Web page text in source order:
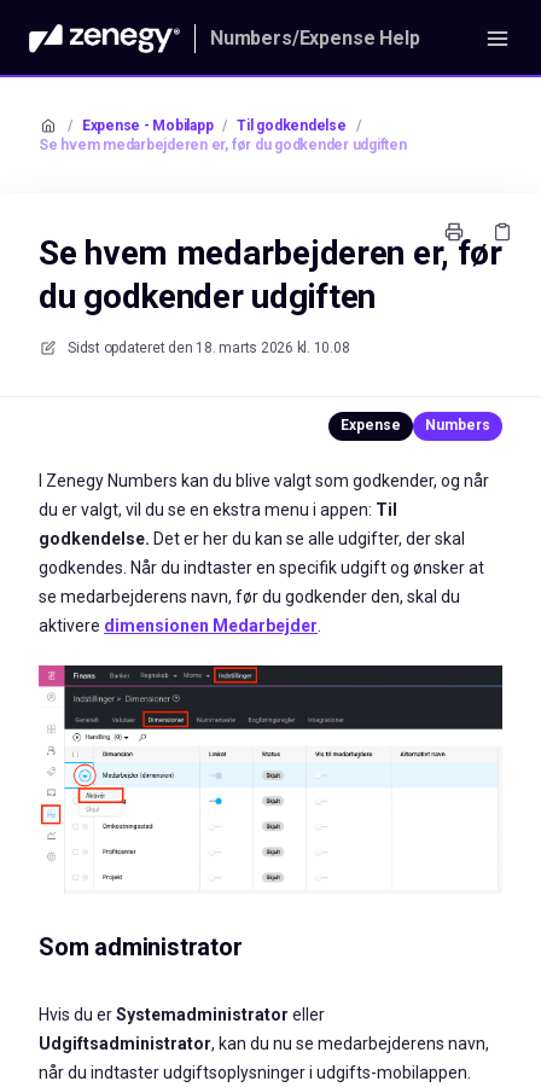
Numbers/Expense Help
/ Expense - Mobilapp / Til godkendelse
/
Se hvem medarbejderen er, før du godkender udgiften
Se hvem medarbejderen er, før
du godkender udgiften
Sidst opdateret den 18. marts 2026 kl. 10.08
I Zenegy Numbers kan du blive valgt som godkender, og når
du er valgt, vil du se en ekstra menu i appen: Til
godkendelse. Det er her du kan se alle udgifter, der skal
godkendes. Når du indtaster en specifik udgift og ønsker at
se medarbejderens navn, før du godkender den, skal du
aktivere dimensionen Medarbejder
Som administrator
Hvis du erSystemadministrator eller
Udgiftsadministrator, kan du nu se medarbejderens navn,
når du indtaster udgiftsoplysninger i udgifts-mobilappen.